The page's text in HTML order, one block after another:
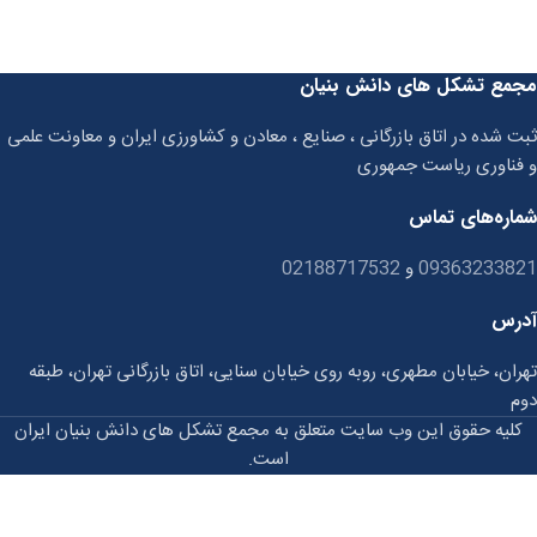
مجمع تشکل های دانش بنیان
ثبت شده در اتاق بازرگانی ، صنایع ، معادن و کشاورزی ایران و معاونت علمی
و فناوری ریاست جمهوری
شماره‌های تماس
09363233821و 02188717532
آدرس
تهران، خیابان مطهری، روبه روی خیابان سنایی، اتاق بازرگانی تهران، طبقه
دوم
کلیه حقوق این وب سایت متعلق به مجمع تشکل های دانش بنیان ایران
است.